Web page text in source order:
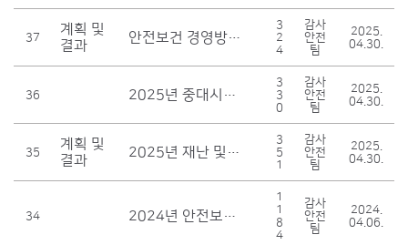
37
계획 및
결과
안전보건 경영방침 개정
3
2
4
감사
안전
팀
2025.
04.30.
36 2025년 중대시민재해 대상시설 안전관리 계획
3
3
0
감사
안전
팀
2025.
04.30.
35
계획 및
결과
2025년 재난 및 안전보건 관리계획
3
5
1
감사
안전
팀
2025.
04.30.
34 2024년 안전보건협의체 구성 및 운영 계획
1
1
8
4
감사
안전
팀
2024.
04.06.